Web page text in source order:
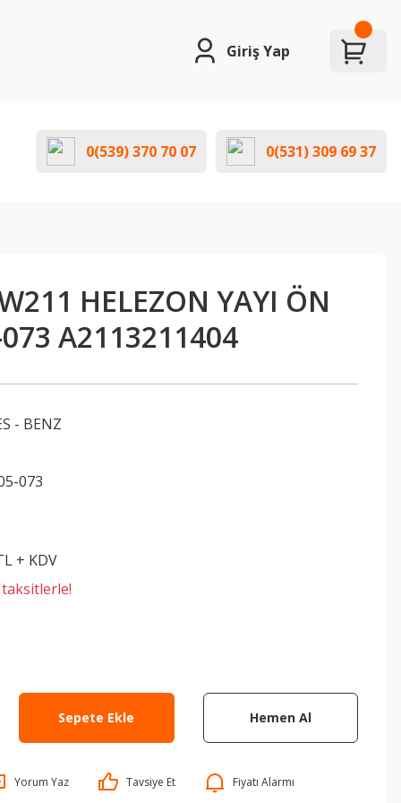
Giriş Yap
0(539) 370 70 07 0(531) 309 69 37
HELEZON YAYI ÖN
A2113211404
- BENZ
073
+ KDV
Sepete Ekle Hemen Al
Yorum Yaz Tavsiye Et Fiyatı Alarmı